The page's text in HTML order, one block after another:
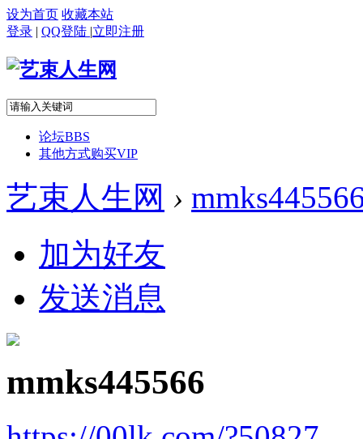
设为首页 收藏本站
登录 | QQ登陆 |立即注册
论坛BBS
其他方式购买VIP
艺束人生网 ›
加为好友
发送消息
mmks445566